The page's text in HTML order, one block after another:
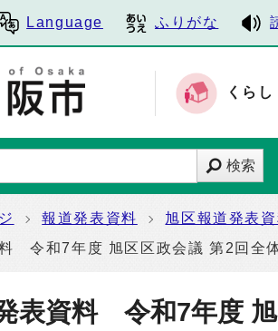
Language ふりがな
くらし
検索
報道発表資料
旭区報道発表
令和7年度 旭区区政会議 第2回全
表資料 令和7年度